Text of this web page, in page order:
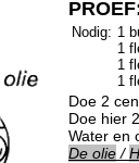
Nodig: 1
1
1
1
Doe 2
Doe hier
Water en
De olie/